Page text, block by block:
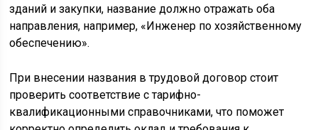
зданий и закупки, название должно отражать оба
направления, например, «Инженер по хозяйственному
обеспечению».
При внесении названия в трудовой договор стоит
проверить соответствие с тарифно-
квалификационными справочниками, что поможет